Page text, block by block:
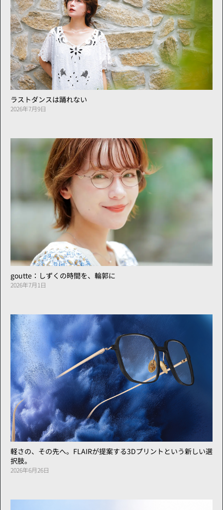
ラストダンスは踊れない
2026年7月9日
goutte：しずくの時間を、輪郭に
2026年7月1日
軽さの、その先へ。FLAIRが提案する3Dプリントという新しい選
択肢。
2026年6月26日